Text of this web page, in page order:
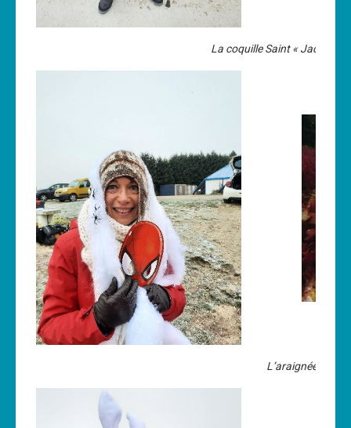
La coquille Saint « Jacques
L’araignée de